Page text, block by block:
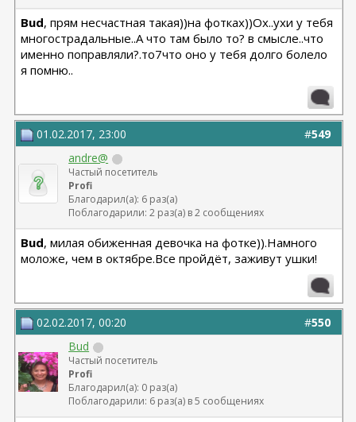
Bud, прям несчастная такая))на фотках))Ох..ухи у тебя
многострадальные..А что там было то? в смысле..что
именно поправляли?.то7что оно у тебя долго болело
я помню..
#549
01.02.2017, 23:00
andre@
Частый посетитель
Profi
Благодарил(а): 6 раз(а)
Поблагодарили: 2 раз(а) в 2 сообщениях
Bud, милая обиженная девочка на фотке)).Намного
моложе, чем в октябре.Все пройдёт, заживут ушки!
#550
02.02.2017, 00:20
Bud
Частый посетитель
Profi
Благодарил(а): 0 раз(а)
Поблагодарили: 6 раз(а) в 5 сообщениях